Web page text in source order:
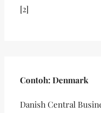
[2]
Contoh: Denmark
Danish Central